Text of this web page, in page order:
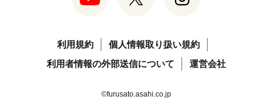
利用規約
個人情報取り扱い規約
利用者情報の外部送信について
運営会社
©furusato.asahi.co.jp